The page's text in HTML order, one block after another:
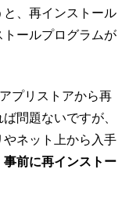
、再インストール
ールプログラムが
プリストアから再
問題ないですが、
ネット上から入手
事前に再インストー